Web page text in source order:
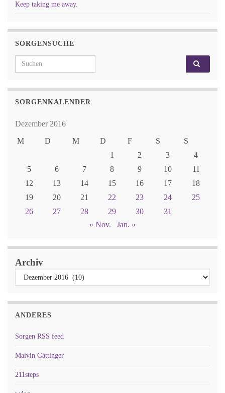
Keep taking me away.
SORGENSUCHE
Search for:
SORGENKALENDER
Dezember 2016
M
D M D F S
S
1
2 3
4
5
6 7 8 9 10
11
12
13 14 15 16 17
18
19
20 21 22 23 24
25
26
27 28 29 30
31
« Nov.
Jan. »
Archiv
ANDERES
Sorgen RSS feed
Malvin Gattinger
211steps